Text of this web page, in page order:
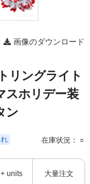
画像のダウンロード
リングライト
スホリデー装
ン
在庫状況： ○
units 大量注文